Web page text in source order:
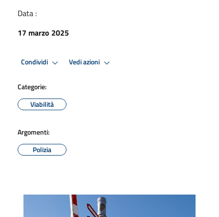
Data :
17 marzo 2025
Condividi Vedi azioni
Categorie:
Viabilità
Argomenti:
Polizia